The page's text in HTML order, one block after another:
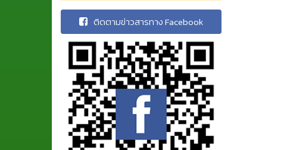
ติดตามข่าวสารทาง Facebook